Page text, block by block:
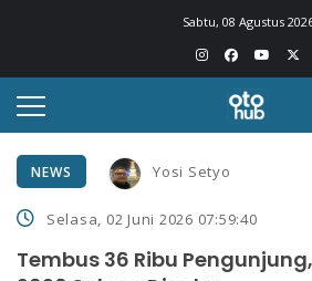
Sabtu, 08 Agustus
NEWS Yosi Setyo
Selasa, 02 Juni 2026 07:59:40
Tembus 36 Ribu